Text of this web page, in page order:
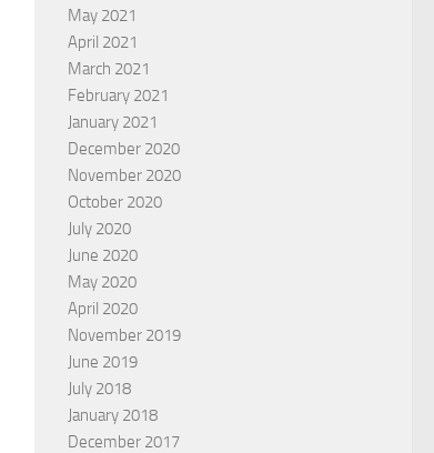
May 2021
April 2021
March 2021
February 2021
January 2021
December 2020
November 2020
October 2020
July 2020
June 2020
May 2020
April 2020
November 2019
June 2019
July 2018
January 2018
December 2017